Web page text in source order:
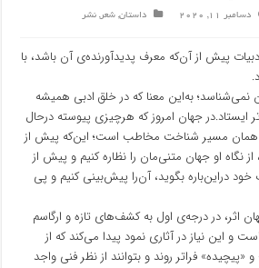
دسامبر 11, 2020 داستان,شعر,نشر
پیش از آن‌که معرف پدید‌آورنده‌ی آن باشد، با
به‌این معنا که در خلق ادبی همیشه
ایستاد.در جهان امروز که هرچیزی پیوسته درحال
همان مسیر شناخت مخاطب است؛ این‌که پیش از
نگاه او جهان متنی‌مان را نظاره کنیم و پیش از
خود در‌این‌باره بگوید، آن‌را پیش‌بینی کنیم و‌ پی
اثر، در درجه‌ی اول به کشف‌های تازه و ارگاسم
و این نیاز در آثاری نمود پیدا می‌کند که از
فراتر روند و بتوانند از نظر فنی واجد